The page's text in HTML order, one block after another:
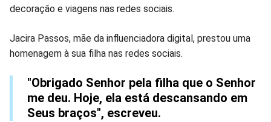
decoração e viagens nas redes sociais.
Jacira Passos, mãe da influenciadora digital, prestou uma
homenagem à sua filha nas redes sociais.
"Obrigado Senhor pela filha que o Senhor
me deu. Hoje, ela está descansando em
Seus braços", escreveu.